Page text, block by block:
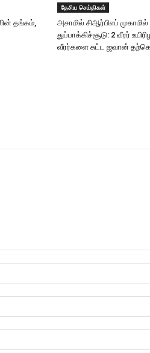
தங்கம்,
தேசிய செய்திகள்
அசாமில் சிஆர்பிஎப் முகாமில்
துப்பாக்கிச்சூடு: 2 வீரர்
வீரர்களை சுட்ட ஜவான்